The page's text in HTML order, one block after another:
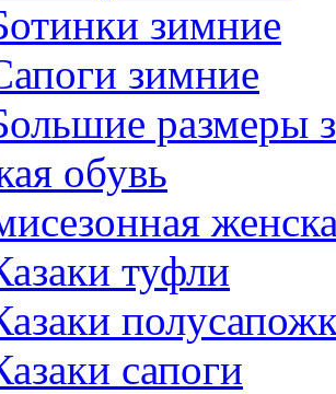
зимние
зимние
размеры
обувь
туфли
сапоги